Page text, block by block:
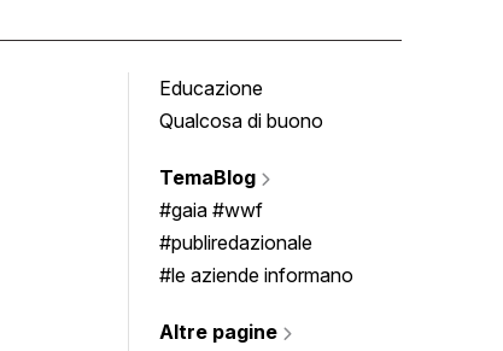
Educazione
Qualcosa di buono
TemaBlog
#gaia #wwf
#publiredazionale
#le aziende informano
Altre pagine